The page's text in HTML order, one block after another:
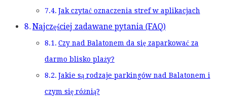
Jak czytać oznaczenia stref w aplikacjach
Najczęściej zadawane pytania (FAQ)
Czy nad Balatonem da się zaparkować za
darmo blisko plaży?
Jakie są rodzaje parkingów nad Balatonem i
czym się różnią?